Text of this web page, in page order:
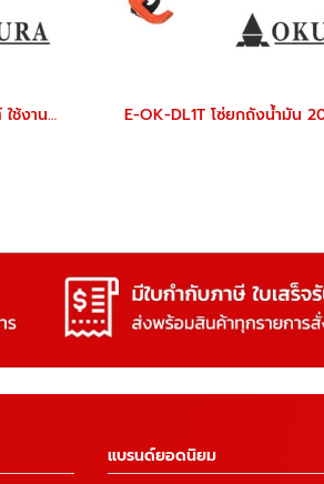
E-TC-0804 สลิงลากรถยนต์ ใช้งาน 3 ตัน ขนาดสลิง 8 มม. x 4 เมตร "OKURA"
แบรนด์ยอดนิยม